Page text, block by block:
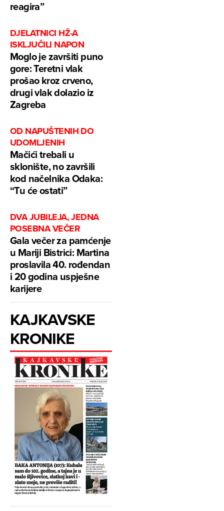
reagira”
DJELATNICI HŽ-A
ISKLJUČILI NAPON
Moglo je završiti puno
gore: Teretni vlak
prošao kroz crveno,
drugi vlak dolazio iz
Zagreba
OD NAPUŠTENIH DO
UDOMLJENIH
Mačići trebali u
sklonište, no završili
kod načelnika Odaka:
“Tu će ostati”
DVA JUBILEJA, JEDNA
POSEBNA VEČER
Gala večer za pamćenje
u Mariji Bistrici: Martina
proslavila 40. rođendan
i 20 godina uspješne
karijere
KAJKAVSKE
KRONIKE